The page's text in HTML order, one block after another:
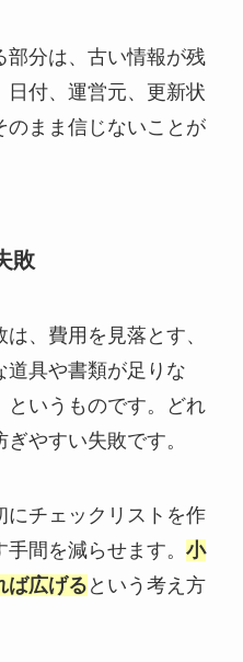
部分は、古い情報が残
日付、運営元、更新状
のまま信じないことが
敗
、費用を見落とす、
道具や書類が足りな
というものです。どれ
やすい失敗です。
にチェックリストを作
間を減らせます。 小
ば広げる という考え方